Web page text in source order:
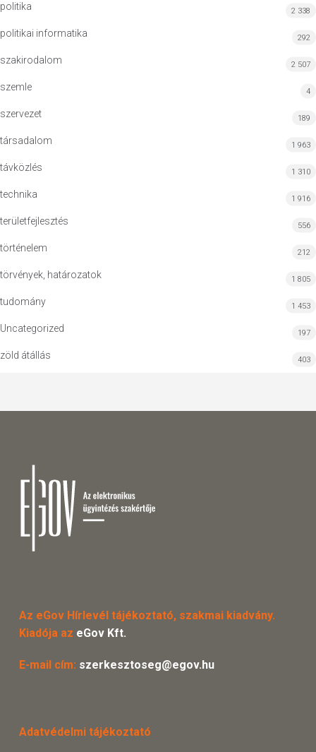
politika 2 338
politikai informatika 292
szakirodalom 2 507
szemle 4
szervezet 189
társadalom 1 963
távközlés 1 310
technika 1 916
területfejlesztés 556
történelem 212
törvények, határozatok 1 805
tudomány 1 453
Uncategorized 197
zöld átállás 403
Az eGov Hírlevél tájékoztató, szakmai kiadvány.
Kiadója az eGov Kft.
E-mail cím: szerkesztoseg@egov.hu
Adatvédelmi tájékoztató